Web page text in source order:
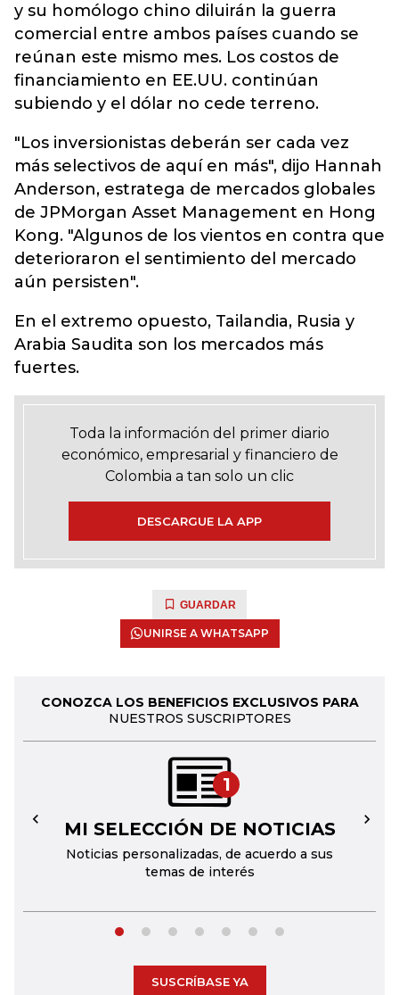
y su homólogo chino diluirán la guerra
comercial entre ambos países cuando se
reúnan este mismo mes. Los costos de
financiamiento en EE.UU. continúan
subiendo y el dólar no cede terreno.
"Los inversionistas deberán ser cada vez
más selectivos de aquí en más", dijo Hannah
Anderson, estratega de mercados globales
de JPMorgan Asset Management en Hong
Kong. "Algunos de los vientos en contra que
deterioraron el sentimiento del mercado
aún persisten".
En el extremo opuesto, Tailandia, Rusia y
Arabia Saudita son los mercados más
fuertes.
Toda la información del primer diario
económico, empresarial y financiero de
Colombia a tan solo un clic
DESCARGUE LA APP
GUARDAR
UNIRSE A WHATSAPP
CONOZCA LOS BENEFICIOS EXCLUSIVOS PARA
NUESTROS SUSCRIPTORES
1
MI SELECCIÓN DE NOTICIAS
Noticias personalizadas, de acuerdo a sus
temas de interés
← →
SUSCRÍBASE YA